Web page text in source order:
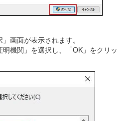
画面が表示されます。
明機関」を選択し、「OK」をクリッ